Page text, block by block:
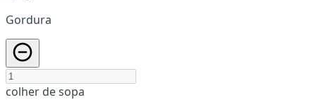
Gordura
colher de sopa